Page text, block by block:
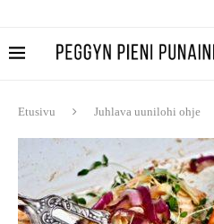
Etusivu Juhlava uunilohi ohje